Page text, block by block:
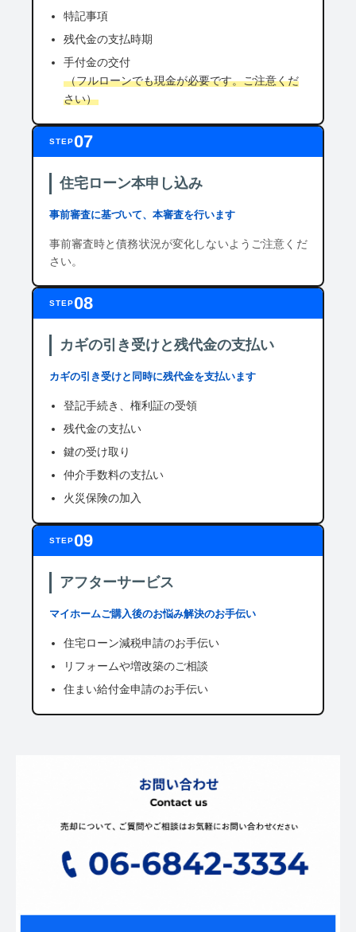
特記事項
残代金の支払時期
手付金の交付
（フルローンでも現金が必要です。ご注意くだ
さい）
STEP07
住宅ローン本申し込み
事前審査に基づいて、本審査を行います
事前審査時と債務状況が変化しないようご注意くだ
さい。
STEP08
カギの引き受けと残代金の支払い
カギの引き受けと同時に残代金を支払います
登記手続き、権利証の受領
残代金の支払い
鍵の受け取り
仲介手数料の支払い
火災保険の加入
STEP09
アフターサービス
マイホームご購入後のお悩み解決のお手伝い
住宅ローン減税申請のお手伝い
リフォームや増改築のご相談
住まい給付金申請のお手伝い